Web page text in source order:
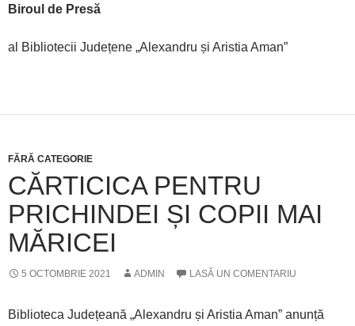
Biroul de Presă
al Bibliotecii Județene „Alexandru și Aristia Aman”
FĂRĂ CATEGORIE
CĂRTICICA PENTRU
PRICHINDEI ȘI COPII MAI
MĂRICEI
5 OCTOMBRIE 2021 ADMIN LASĂ UN COMENTARIU
Biblioteca Județeană „Alexandru și Aristia Aman” anunță